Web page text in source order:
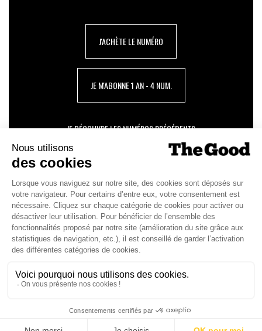
J'ACHÈTE LE NUMÉRO
JE M'ABONNE 1 AN - 4 NUM.
JE DÉCOUVRE LES NUMÉROS PRÉCÉDENTS
Je suis déjà abonné(e) :
version digitale
SUIVEZ-NOUS